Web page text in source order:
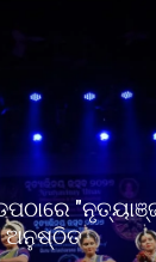
ଅନୁଷ୍ଠିତ